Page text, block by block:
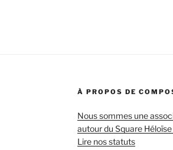
À PROPOS DE
Nous sommes une
autour du Square
Lire nos statuts